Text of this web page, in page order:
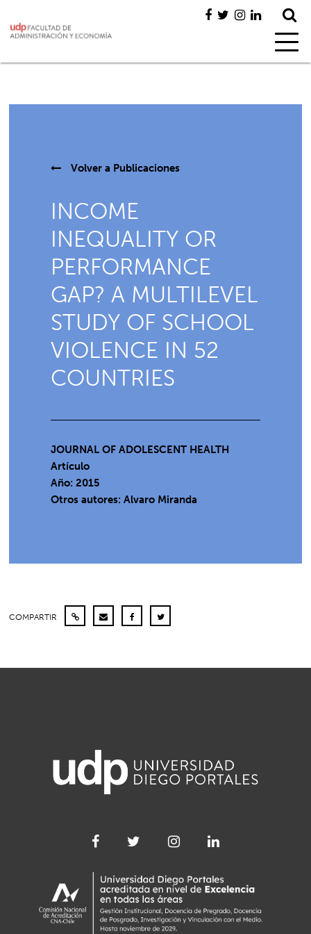
Volver a Publicaciones
INCOME
INEQUALITY OR
PERFORMANCE
GAP? A MULTILEVEL
STUDY OF SCHOOL
VIOLENCE IN 52
COUNTRIES
JOURNAL OF ADOLESCENT HEALTH
Artículo
Año: 2015
Otros autores: Alvaro Miranda
COMPARTIR